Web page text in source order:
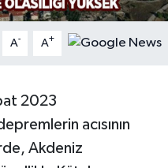
A- A+
2023
acısının
Akdeniz